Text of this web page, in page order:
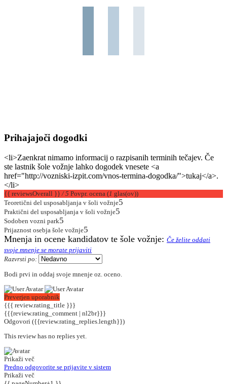
Prihajajoči dogodki
<li>Zaenkrat nimamo informacij o razpisanih terminih tečajev. Če
ste lastnik šole vožnje lahko dogodek vnesete <a
href="http://vozniski-izpit.com/vnos-termina-dogodka/">tukaj</a>.
</li>
{{ reviewsOverall }}/ 5 Povpr. ocena (1 glas(ov))
Teoretični del usposabljanja v šoli vožnje5
Praktični del usposabljanja v šoli vožnje5
Sodoben vozni park5
Prijaznost osebja šole vožnje5
Mnenja in ocene kandidatov te šole vožnje: Če želite oddati
svoje mnenje se morate prijaviti
Razvrsti po:
Bodi prvi in oddaj svoje mnenje oz. oceno.
Preverjen uporabnik
{{{ review.rating_title }}}
{{{review.rating_comment | nl2br}}}
Odgovori ({{review.rating_replies.length}})
This review has no replies yet.
Prikaži več
Predno odgovorite se prijavite v sistem
Prikaži več